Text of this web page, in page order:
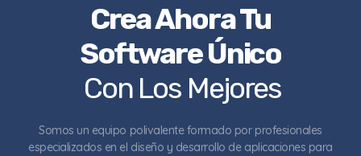
Crea Ahora Tu
Software Único
Con Los Mejores
Somos un equipo polivalente formado por profesionales
especializados en el diseño y desarrollo de aplicaciones para